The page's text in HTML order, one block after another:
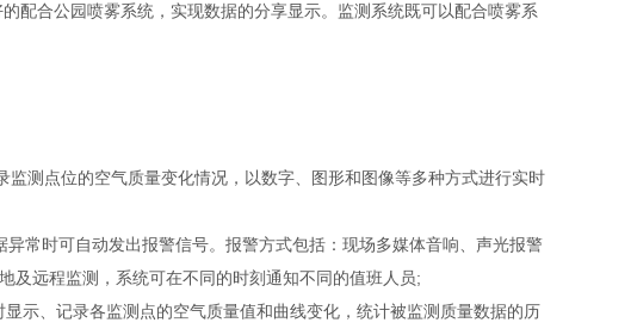
合公园喷雾系统，实现数据的分享显示。监测系统既可以配合喷雾系
点位的空气质量变化情况，以数字、图形和图像等多种方式进行实时
时可自动发出报警信号。报警方式包括：现场多媒体音响、声光报警
及远程监测，系统可在不同的时刻通知不同的值班人员;
、记录各监测点的空气质量值和曲线变化，统计被监测质量数据的历